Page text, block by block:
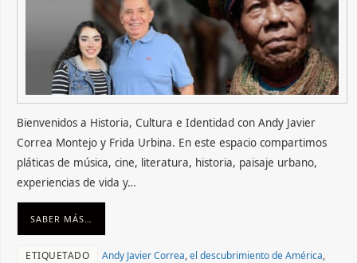
Bienvenidos a Historia, Cultura e Identidad con Andy Javier
Correa Montejo y Frida Urbina. En este espacio compartimos
pláticas de música, cine, literatura, historia, paisaje urbano,
experiencias de vida y…
SABER MÁS…
ETIQUETADO Andy Javier Correa,el descubrimiento de América,